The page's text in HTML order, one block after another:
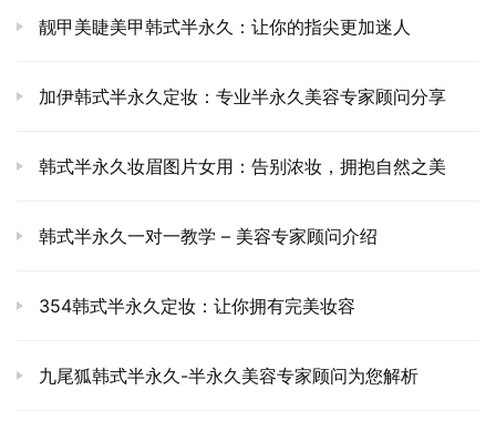
靓甲美睫美甲韩式半永久：让你的指尖更加迷人
加伊韩式半永久定妆：专业半永久美容专家顾问分享
韩式半永久妆眉图片女用：告别浓妆，拥抱自然之美
韩式半永久一对一教学 – 美容专家顾问介绍
354韩式半永久定妆：让你拥有完美妆容
九尾狐韩式半永久-半永久美容专家顾问为您解析